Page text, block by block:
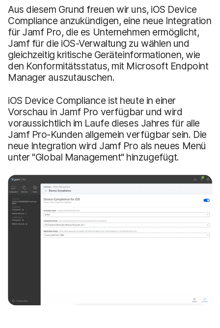
Aus diesem Grund freuen wir uns, iOS Device
Compliance anzukündigen, eine neue Integration
für Jamf Pro, die es Unternehmen ermöglicht,
Jamf für die iOS-Verwaltung zu wählen und
gleichzeitig kritische Geräteinformationen, wie
den Konformitätsstatus, mit Microsoft Endpoint
Manager auszutauschen.
iOS Device Compliance ist heute in einer
Vorschau in Jamf Pro verfügbar und wird
voraussichtlich im Laufe dieses Jahres für alle
Jamf Pro-Kunden allgemein verfügbar sein. Die
neue Integration wird Jamf Pro als neues Menü
unter "Global Management" hinzugefügt.